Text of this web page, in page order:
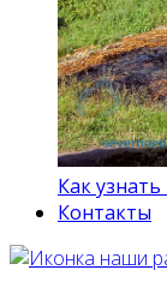
Как
Контакты